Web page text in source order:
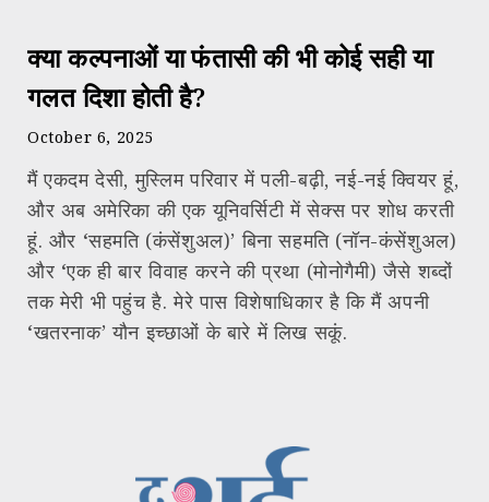
क्या कल्पनाओं या फंतासी की भी कोई सही या
गलत दिशा होती है?
October 6, 2025
मैं एकदम देसी, मुस्लिम परिवार में पली-बढ़ी, नई-नई क्वियर हूं,
और अब अमेरिका की एक यूनिवर्सिटी में सेक्स पर शोध करती
हूं. और ‘सहमति (कंसेंशुअल)’ बिना सहमति (नॉन-कंसेंशुअल)
और ‘एक ही बार विवाह करने की प्रथा (मोनोगैमी) जैसे शब्दों
तक मेरी भी पहुंच है. मेरे पास विशेषाधिकार है कि मैं अपनी
‘खतरनाक’ यौन इच्छाओं के बारे में लिख सकूं.